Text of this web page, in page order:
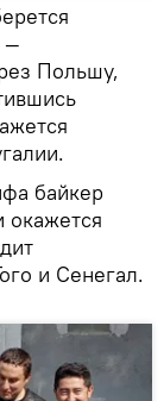
—
Польшу,
байкер
окажется
и Сенегал.